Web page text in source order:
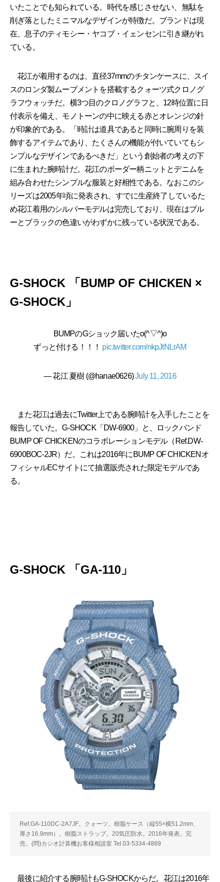
いたことでも知られている。時代を感じさせない、無駄を
削ぎ落としたミニマルなデザインが特徴だ。ブランドは現
在、息子のティモシー・ヤコブ・イェンセンに引き継がれ
ている。
花江が着用するのは、直径37mmのチタンケースに、スイ
スのロンダ製ムーブメントを搭載するクォーツ式クロノグ
ラフウォッチだ。横3つ目のクロノグラフと、12時位置に日
付表示を備え、モノトーンの中に映える赤とオレンジの針
が印象的である。「時計は道具であると同時に腕周りを装
飾するアイテムであり、たくさんの機能が付いていてもシ
ンプルなデザインであるべきだ」という創始者の考えの下
に生まれた腕時計だ。花江のボーダー柄ニットとデニムを
組み合わせたシンプルな服装と好相性である。なおこのシ
リーズは2005年頃に発表され、すでに生産終了しているた
め花江着用のシルバーモデルは完売しており、現在はブル
ーとブラックの色違いがわずかに残っている状況である。
G-SHOCK 「BUMP OF CHICKEN ×
G-SHOCK」
BUMPのGショック届いたo(^▽^)o
ずっと付ける！！！ pic.twitter.com/nkpJtNLrAM
— 花江 夏樹 (@hanae0626)July 11, 2016
また花江は過去にTwitter上である腕時計を入手したことを
報告していた。G-SHOCK「DW-6900」と、ロックバンド
BUMP OF CHICKENのコラボレーションモデル（Ref.DW-
6900BOC-2JR）だ。これは2016年にBUMP OF CHICKENオ
フィシャルECサイトにて抽選販売された限定モデルであ
る。
G-SHOCK 「GA-110」
Ref.GA-110DC-2A7JF。クォーツ。樹脂ケース（縦55×横51.2mm、
厚さ16.9mm）。樹脂ストラップ。20気圧防水。2016年発表。完
売。(問)カシオ計算機お客様相談室 Tel.03-5334-4869
最後に紹介する腕時計もG-SHOCKからだ。花江は2016年